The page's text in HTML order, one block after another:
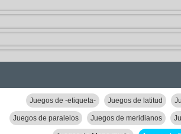
Juegos de -etiqueta- Juegos de latitud
Juegos de paralelos Juegos de meridianos